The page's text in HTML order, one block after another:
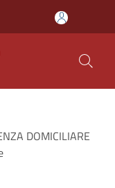
DOMICILIARE